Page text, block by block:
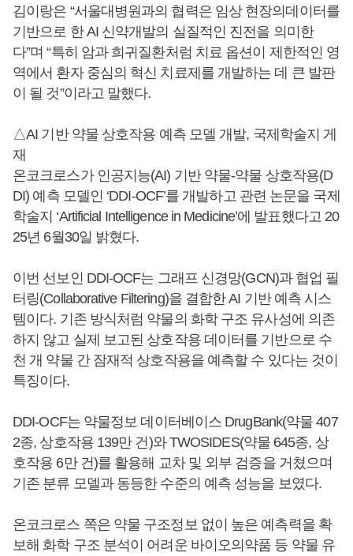
김이랑은 “서울대병원과의 협력은 임상 현장의데이터를
기반으로 한 AI 신약개발의 실질적인 진전을 의미한
다”며 “특히 암과 희귀질환처럼 치료 옵션이 제한적인 영
역에서 환자 중심의 혁신 치료제를 개발하는 데 큰 발판
이 될 것”이라고 말했다.
△AI 기반 약물 상호작용 예측 모델 개발, 국제학술지 게
재
온코크로스가 인공지능(AI) 기반 약물-약물 상호작용(D
DI) 예측 모델인 ‘DDI-OCF’를 개발하고 관련 논문을 국제
학술지 ‘Artificial Intelligence in Medicine’에 발표했다고 20
25년 6월30일 밝혔다.
이번 선보인 DDI-OCF는 그래프 신경망(GCN)과 협업 필
터링(Collaborative Filtering)을 결합한 AI 기반 예측 시스
템이다. 기존 방식처럼 약물의 화학 구조 유사성에 의존
하지 않고 실제 보고된 상호작용 데이터를 기반으로 수
천 개 약물 간 잠재적 상호작용을 예측할 수 있다는 것이
특징이다.
DDI-OCF는 약물정보 데이터베이스 DrugBank(약물 407
2종, 상호작용 139만 건)와 TWOSIDES(약물 645종, 상
호작용 6만 건)를 활용해 교차 및 외부 검증을 거쳤으며
기존 분류 모델과 동등한 수준의 예측 성능을 보였다.
온코크로스 쪽은 약물 구조정보 없이 높은 예측력을 확
보해 화학 구조 분석이 어려운 바이오의약품 등 약물 유